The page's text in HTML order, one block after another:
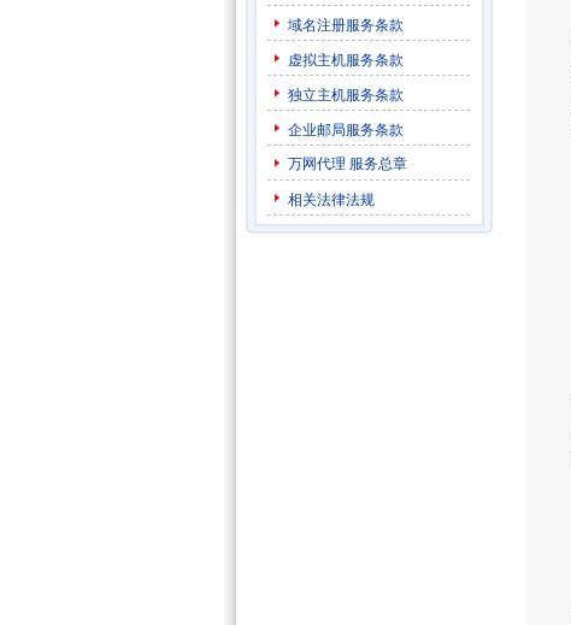
域名注册服务条款
虚拟主机服务条款
独立主机服务条款
企业邮局服务条款
万网代理 服务总章
相关法律法规